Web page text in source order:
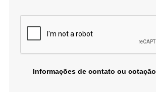
Informações de contato ou cotação